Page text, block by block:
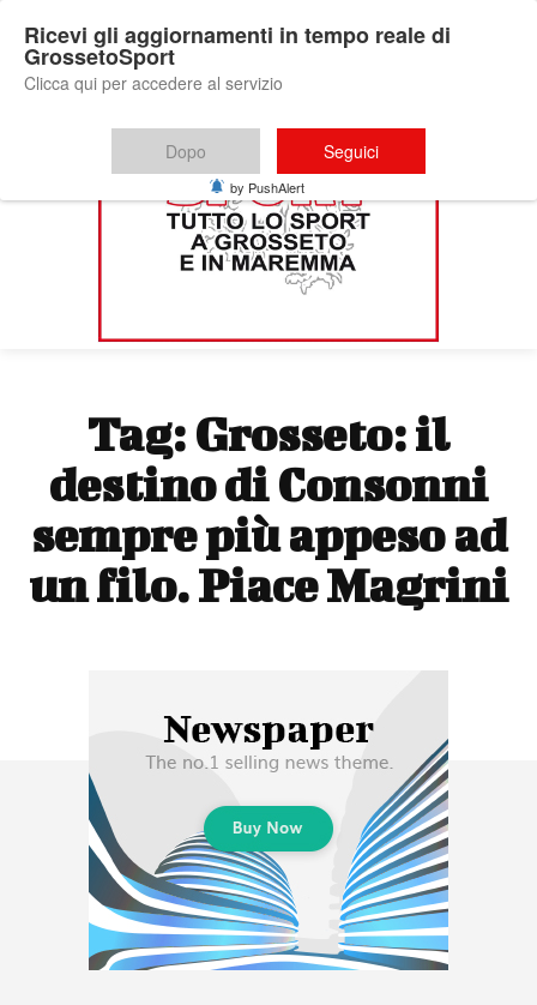
Tag: Grosseto: il
destino di Consonni
sempre più appeso ad
un filo. Piace Magrini
Ricevi gli aggiornamenti in tempo reale di
GrossetoSport
Clicca qui per accedere al servizio
Dopo Seguici
by PushAlert